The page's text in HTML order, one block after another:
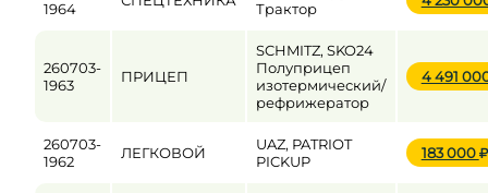
1964
Трактор
260703-
1963
ПРИЦЕП
SCHMITZ, SKO24
Полуприцеп
изотермический/
рефрижератор
4 491
260703-
1962
ЛЕГКОВОЙ
UAZ, PATRIOT
PICKUP
183 000